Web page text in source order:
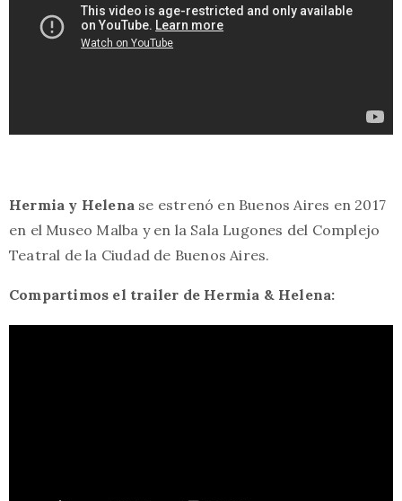
Hermia y Helena se estrenó en Buenos Aires en 2017
en el Museo Malba y en la Sala Lugones del Complejo
Teatral de la Ciudad de Buenos Aires.
Compartimos el trailer de Hermia & Helena: